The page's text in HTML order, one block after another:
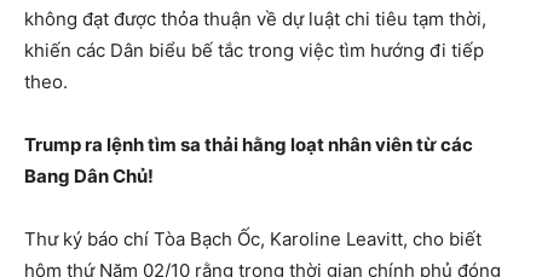
không đạt được thỏa thuận về dự luật chi tiêu tạm thời,
khiến các Dân biểu bế tắc trong việc tìm hướng đi tiếp
theo.
Trump ra lệnh tìm sa thải hằng loạt nhân viên từ các
Bang Dân Chủ!
Thư ký báo chí Tòa Bạch Ốc, Karoline Leavitt, cho biết
hôm thứ Năm 02/10 rằng trong thời gian chính phủ đóng